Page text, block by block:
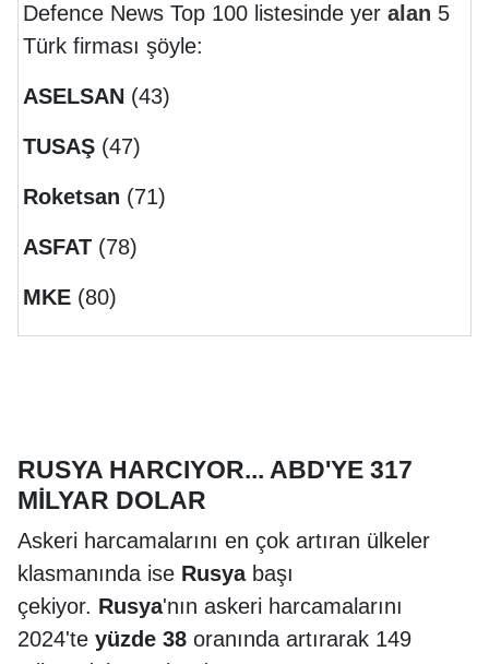
Defence News Top 100 listesinde yer alan 5
Türk firması şöyle:
ASELSAN (43)
TUSAŞ (47)
Roketsan (71)
ASFAT (78)
MKE (80)
RUSYA HARCIYOR... ABD'YE 317
MİLYAR DOLAR
Askeri harcamalarını en çok artıran ülkeler
klasmanında ise Rusya başı
çekiyor. Rusya'nın askeri harcamalarını
2024'te yüzde 38 oranında artırarak 149